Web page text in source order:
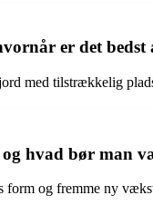
er det bedst
med tilstrækkelig
hvad bør man
form og fremme ny